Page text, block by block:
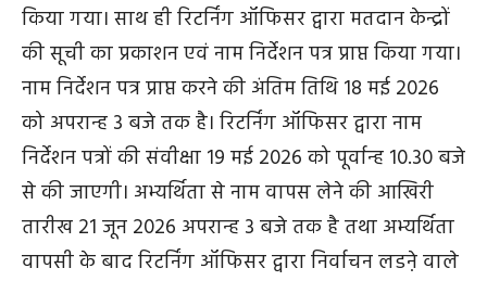
किया गया। साथ ही रिटर्निंग ऑफिसर द्वारा मतदान केन्द्रों
की सूची का प्रकाशन एवं नाम निर्देशन पत्र प्राप्त किया गया।
नाम निर्देशन पत्र प्राप्त करने की अंतिम तिथि 18 मई 2026
को अपरान्ह 3 बजे तक है। रिटर्निंग ऑफिसर द्वारा नाम
निर्देशन पत्रों की संवीक्षा 19 मई 2026 को पूर्वान्ह 10.30 बजे
से की जाएगी। अभ्यर्थिता से नाम वापस लेने की आखिरी
तारीख 21 जून 2026 अपरान्ह 3 बजे तक है तथा अभ्यर्थिता
वापसी के बाद रिटर्निंग ऑफिसर द्वारा निर्वाचन लडऩे वाले